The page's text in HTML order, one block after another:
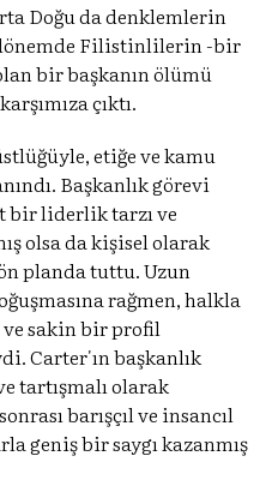
Doğu da denklemlerin
Filistinlilerin -bir
bir başkanın ölümü
çıktı.
etiğe ve kamu
Başkanlık görevi
bir liderlik tarzı ve
olsa da kişisel olarak
planda tuttu. Uzun
rağmen, halkla
sakin bir profil
Carter'ın başkanlık
tartışmalı olarak
barışçıl ve insancıl
geniş bir saygı kazanmış